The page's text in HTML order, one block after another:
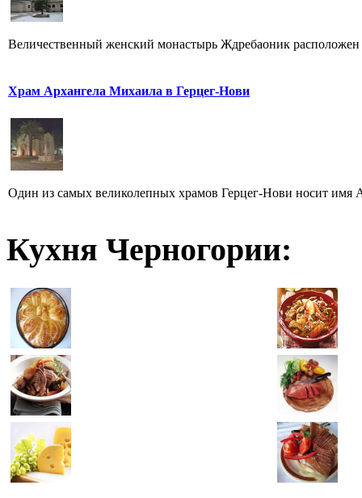
Величественный женский монастырь Ждребаоник
Храм Архангела Михаила в Герцег-Нови
Один из самых великолепных храмов Герцег-Нови носит имя
Кухня Черногории: